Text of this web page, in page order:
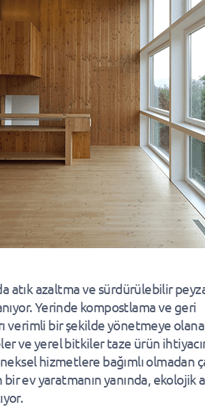
atık azaltma ve sürdürülebilir
Yerinde kompostlama ve geri
verimli bir şekilde yönetmeye
ve yerel bitkiler taze ürün
hizmetlere bağımlı olmadan
ev yaratmanın yanında, ekolojik